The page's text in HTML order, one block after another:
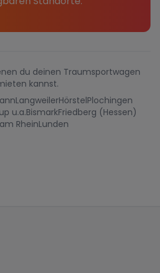
du deinen Traumsportwagen
kannst.
LangweilerHörstelPlochingen
u.a.BismarkFriedberg (Hessen)
RheinLunden